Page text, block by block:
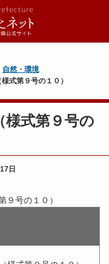
自然・環境
式第９号の１０）
様式第９号の
日
９号の１０）